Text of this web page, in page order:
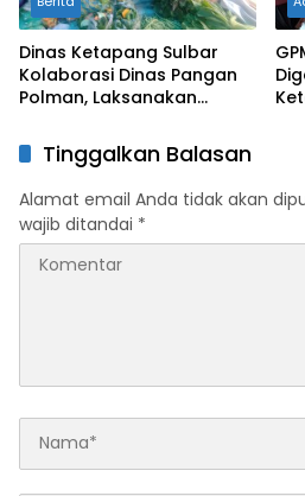
Dinas Ketapang Sulbar
Kolaborasi Dinas Pangan
Polman, Laksanakan
Pangan Segar
Tinggalkan Balasan
Alamat email Anda tidak akan
wajib ditandai *